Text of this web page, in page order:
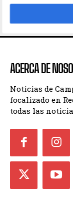
ACERCA DE
Noticias de
focalizado en
todas las